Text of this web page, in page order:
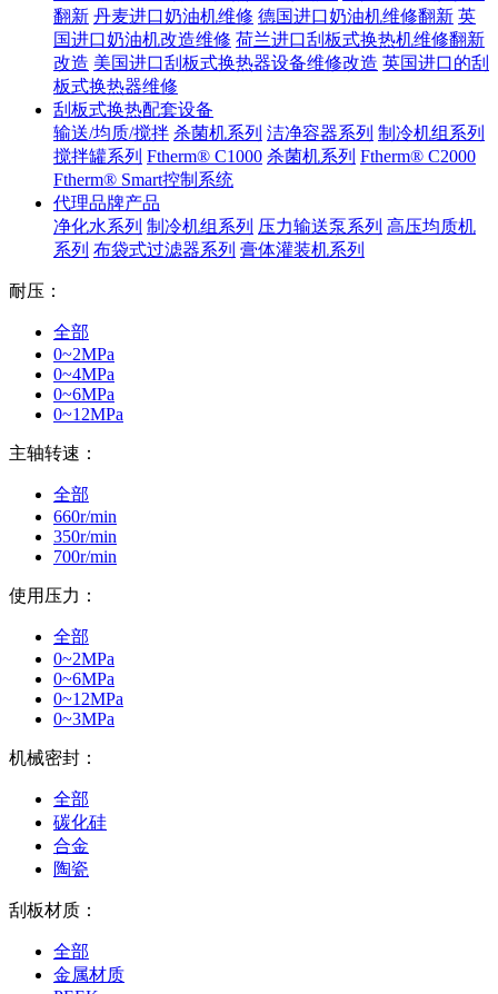
翻新 丹麦进口奶油机维修 德国进口奶油机维修翻新 英
国进口奶油机改造维修 荷兰进口刮板式换热机维修翻新
改造 美国进口刮板式换热器设备维修改造 英国进口的刮
板式换热器维修
刮板式换热配套设备
输送/均质/搅拌 杀菌机系列 洁净容器系列 制冷机组系列
搅拌罐系列 Ftherm® C1000 杀菌机系列 Ftherm® C2000
Ftherm® Smart控制系统
代理品牌产品
净化水系列 制冷机组系列 压力输送泵系列 高压均质机
系列 布袋式过滤器系列 膏体灌装机系列
耐压：
全部
0~2MPa
0~4MPa
0~6MPa
0~12MPa
主轴转速：
全部
660r/min
350r/min
700r/min
使用压力：
全部
0~2MPa
0~6MPa
0~12MPa
0~3MPa
机械密封：
全部
碳化硅
合金
陶瓷
刮板材质：
全部
金属材质